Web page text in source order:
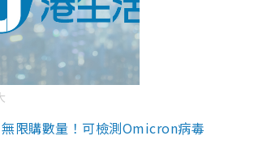
限購數量！可檢測Omicron病毒